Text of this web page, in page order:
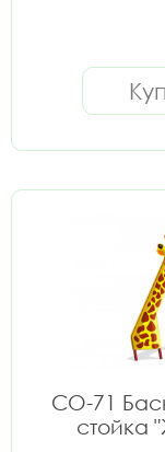
СО-71